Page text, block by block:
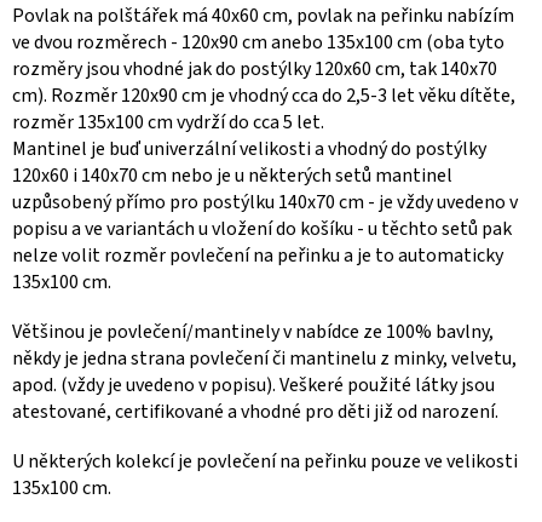
Povlak na polštářek má 40x60 cm, povlak na peřinku nabízím
ve dvou rozměrech - 120x90 cm anebo 135x100 cm (oba tyto
rozměry jsou vhodné jak do postýlky 120x60 cm, tak 140x70
cm). Rozměr 120x90 cm je vhodný cca do 2,5-3 let věku dítěte,
rozměr 135x100 cm vydrží do cca 5 let.
Mantinel je buď univerzální velikosti a vhodný do postýlky
120x60 i 140x70 cm nebo je u některých setů mantinel
uzpůsobený přímo pro postýlku 140x70 cm - je vždy uvedeno v
popisu a ve variantách u vložení do košíku - u těchto setů pak
nelze volit rozměr povlečení na peřinku a je to automaticky
135x100 cm.
Většinou je povlečení/mantinely v nabídce ze 100% bavlny,
někdy je jedna strana povlečení či mantinelu z minky, velvetu,
apod. (vždy je uvedeno v popisu). Veškeré použité látky jsou
atestované, certifikované a vhodné pro děti již od narození.
U některých kolekcí je povlečení na peřinku pouze ve velikosti
135x100 cm.